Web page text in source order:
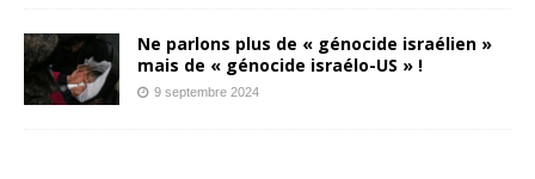
Ne parlons plus de « génocide israélien »
mais de « génocide israélo-US » !
9 septembre 2024